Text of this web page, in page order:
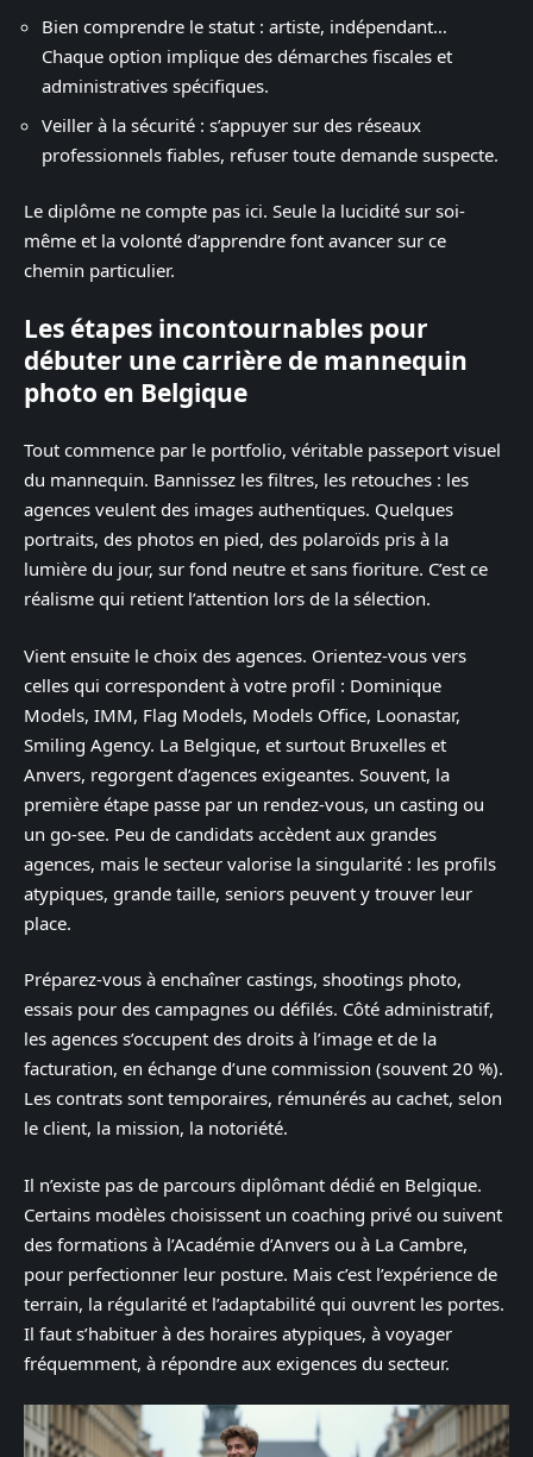
Bien comprendre le statut : artiste, indépendant…
Chaque option implique des démarches fiscales et
administratives spécifiques.
Veiller à la sécurité : s’appuyer sur des réseaux
professionnels fiables, refuser toute demande suspecte.
Le diplôme ne compte pas ici. Seule la lucidité sur soi-
même et la volonté d’apprendre font avancer sur ce
chemin particulier.
Les étapes incontournables pour
débuter une carrière de mannequin
photo en Belgique
Tout commence par le portfolio, véritable passeport visuel
du mannequin. Bannissez les filtres, les retouches : les
agences veulent des images authentiques. Quelques
portraits, des photos en pied, des polaroïds pris à la
lumière du jour, sur fond neutre et sans fioriture. C’est ce
réalisme qui retient l’attention lors de la sélection.
Vient ensuite le choix des agences. Orientez-vous vers
celles qui correspondent à votre profil : Dominique
Models, IMM, Flag Models, Models Office, Loonastar,
Smiling Agency. La Belgique, et surtout Bruxelles et
Anvers, regorgent d’agences exigeantes. Souvent, la
première étape passe par un rendez-vous, un casting ou
un go-see. Peu de candidats accèdent aux grandes
agences, mais le secteur valorise la singularité : les profils
atypiques, grande taille, seniors peuvent y trouver leur
place.
Préparez-vous à enchaîner castings, shootings photo,
essais pour des campagnes ou défilés. Côté administratif,
les agences s’occupent des droits à l’image et de la
facturation, en échange d’une commission (souvent 20 %).
Les contrats sont temporaires, rémunérés au cachet, selon
le client, la mission, la notoriété.
Il n’existe pas de parcours diplômant dédié en Belgique.
Certains modèles choisissent un coaching privé ou suivent
des formations à l’Académie d’Anvers ou à La Cambre,
pour perfectionner leur posture. Mais c’est l’expérience de
terrain, la régularité et l’adaptabilité qui ouvrent les portes.
Il faut s’habituer à des horaires atypiques, à voyager
fréquemment, à répondre aux exigences du secteur.